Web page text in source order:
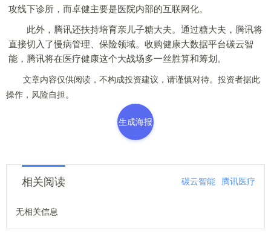
攻线下诊所，而卓健主要是医院内部的互联网化。
此外，腾讯还扶持培育亲儿子糖大夫。通过糖大夫，腾讯将
直接切入了慢病管理、保险领域。收购健康大数据平台碳云智
能，腾讯将在医疗健康这个大战场多一丝胜算和筹划。
文章内容仅供阅读，不构成投资建议，请谨慎对待。投资者据此
操作，风险自担。
生成海报
相关阅读 碳云智能 腾讯医疗
无相关信息